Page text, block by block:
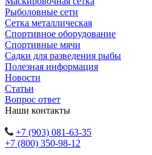
Рыболовные сети
Сетка металлическая
Спортивное оборудование
Спортивные мячи
Садки для разведения рыбы
Полезная информация
Новости
Статьи
Вопрос ответ
Наши контакты
+7 (903) 081-63-35
+7 (800) 350-98-12